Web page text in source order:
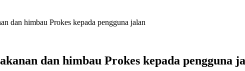
dan himbau Prokes kepada pengguna jalan
dan himbau Prokes kepada pengguna